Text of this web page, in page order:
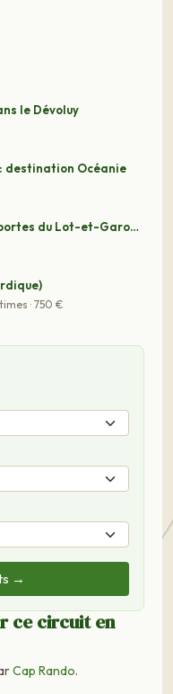
le Dévoluy
destination Océanie
Randonnée à cheval aux portes du Lot-et-Garonne
· 750 €
→
ce circuit en
Cap Rando.